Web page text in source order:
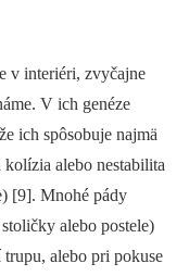
v interiéri, zvyčajne
V ich genéze
ich spôsobuje najmä
alebo nestabilita
[9]. Mnohé pády
alebo postele)
trupu, alebo pri pokuse